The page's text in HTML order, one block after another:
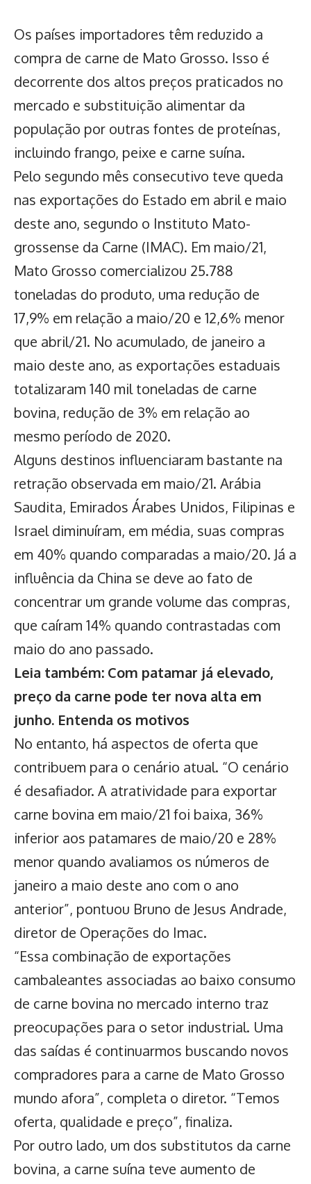
Os países importadores têm reduzido a
compra de carne de Mato Grosso. Isso é
decorrente dos altos preços praticados no
mercado e substituição alimentar da
população por outras fontes de proteínas,
incluindo frango, peixe e carne suína.
Pelo segundo mês consecutivo teve queda
nas exportações do Estado em abril e maio
deste ano, segundo o Instituto Mato-
grossense da Carne (IMAC). Em maio/21,
Mato Grosso comercializou 25.788
toneladas do produto, uma redução de
17,9% em relação a maio/20 e 12,6% menor
que abril/21. No acumulado, de janeiro a
maio deste ano, as exportações estaduais
totalizaram 140 mil toneladas de carne
bovina, redução de 3% em relação ao
mesmo período de 2020.
Alguns destinos influenciaram bastante na
retração observada em maio/21. Arábia
Saudita, Emirados Árabes Unidos, Filipinas e
Israel diminuíram, em média, suas compras
em 40% quando comparadas a maio/20. Já a
influência da China se deve ao fato de
concentrar um grande volume das compras,
que caíram 14% quando contrastadas com
maio do ano passado.
Leia também: Com patamar já elevado,
preço da carne pode ter nova alta em
junho. Entenda os motivos
No entanto, há aspectos de oferta que
contribuem para o cenário atual. “O cenário
é desafiador. A atratividade para exportar
carne bovina em maio/21 foi baixa, 36%
inferior aos patamares de maio/20 e 28%
menor quando avaliamos os números de
janeiro a maio deste ano com o ano
anterior”, pontuou Bruno de Jesus Andrade,
diretor de Operações do Imac.
“Essa combinação de exportações
cambaleantes associadas ao baixo consumo
de carne bovina no mercado interno traz
preocupações para o setor industrial. Uma
das saídas é continuarmos buscando novos
compradores para a carne de Mato Grosso
mundo afora”, completa o diretor. “Temos
oferta, qualidade e preço”, finaliza.
Por outro lado, um dos substitutos da carne
bovina, a carne suína teve aumento de